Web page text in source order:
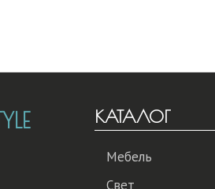
КАТАЛОГ
Мебель
Свет